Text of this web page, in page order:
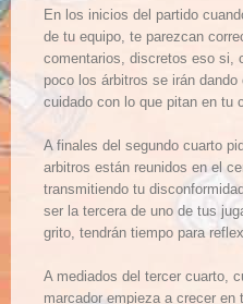
En los inicios del partido
de tu equipo, te parezcan
comentarios, discretos eso si,
poco los árbitros se irán
cuidado con lo que pitan en tu
A finales del segundo cuarto
arbitros están reunidos en el
transmitiendo tu
ser la tercera de uno de tus
grito, tendrán tiempo para
A mediados del tercer cuarto,
marcador empieza a crecer